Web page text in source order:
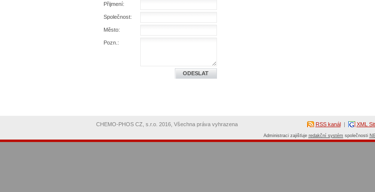
Přijmení:
Společnost:
Město:
Pozn.:
RSS kanál| XML
CHEMO-PHOS CZ, s.r.o. 2016, Všechna práva vyhrazena
Administraci zajišťuje redakční systém společnosti